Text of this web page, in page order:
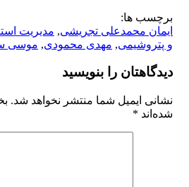
برچسب ها:
ایمان محمدعلی تجریشی, مدیریت
و پتروشیمی, مهدی محمودی, موسی
دیدگاهتان را بنویسید
نشانی ایمیل شما منتشر نخواهد شد.
شده‌اند *